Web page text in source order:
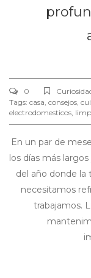
0
Tags: casa consejos
electrodomesticos
En un par de
los días más
del año donde la
necesitamos
trabajamos.